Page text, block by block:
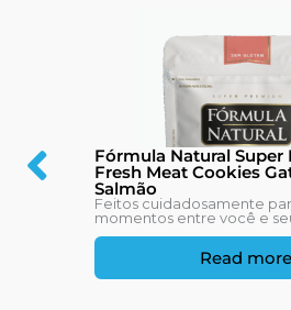
Fórmula Natural Super
Fresh Meat Cookies
Salmão
Feitos cuidadosamente
momentos entre você e
Read more